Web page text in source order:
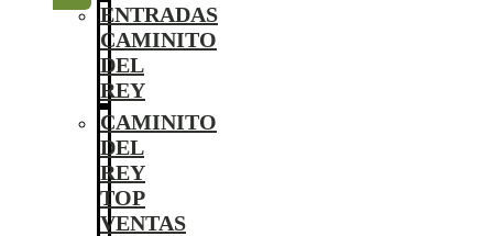
ENTRADAS
CAMINITO
DEL
REY
CAMINITO
DEL
REY
TOP
VENTAS